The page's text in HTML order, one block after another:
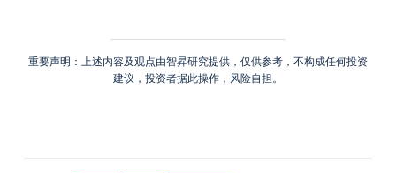
重要声明：上述内容及观点由智昇研究提供，仅供参考，不构成任何投资
建议，投资者据此操作，风险自担。